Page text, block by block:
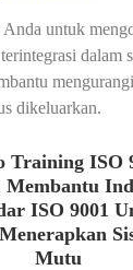
untuk
dalam
dikeluarkan.
Training ISO
Membantu
ISO 9001
Mutu